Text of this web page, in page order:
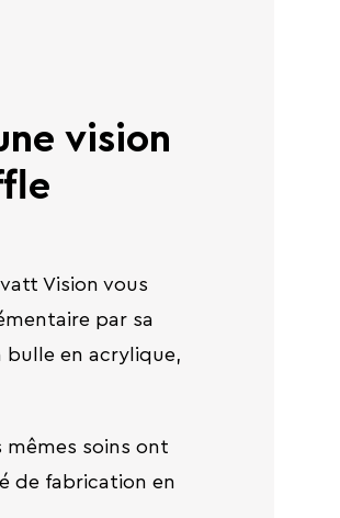
vision
Vision vous
par sa
en acrylique,
soins ont
de fabrication en